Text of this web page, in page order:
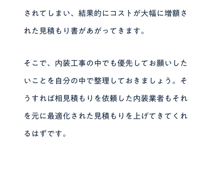
されてしまい、結果的にコストが大幅に増額さ
れた見積もり書があがってきます。
そこで、内装工事の中でも優先してお願いした
いことを自分の中で整理しておきましょう。そ
うすれば相見積もりを依頼した内装業者もそれ
を元に最適化された見積もりを上げてきてくれ
るはずです。